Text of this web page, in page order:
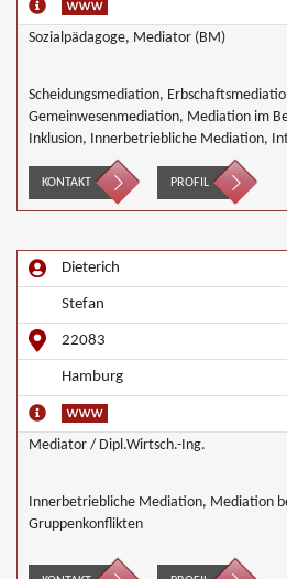
Sozialpädagoge, Mediator (BM)
Scheidungsmediation,
Gemeinwesenmediation, Mediation im
Inklusion, Innerbetriebliche Mediation,
Mediation in IT- Software- Outsourcing-
Generationskonflikten, Mediation bei
Mediation im öffentlichen Bereich,
Nachbarschaftsmediation,
Wirtschaftsmediation
KONTAKT PROFIL
Dieterich
Stefan
22083
Hamburg
Mediator / Dipl.Wirtsch.-Ing.
Innerbetriebliche Mediation, Mediation
Gruppenkonflikten